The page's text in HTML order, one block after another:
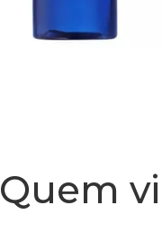
Quem